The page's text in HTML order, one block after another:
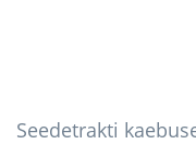
Seedetrakti